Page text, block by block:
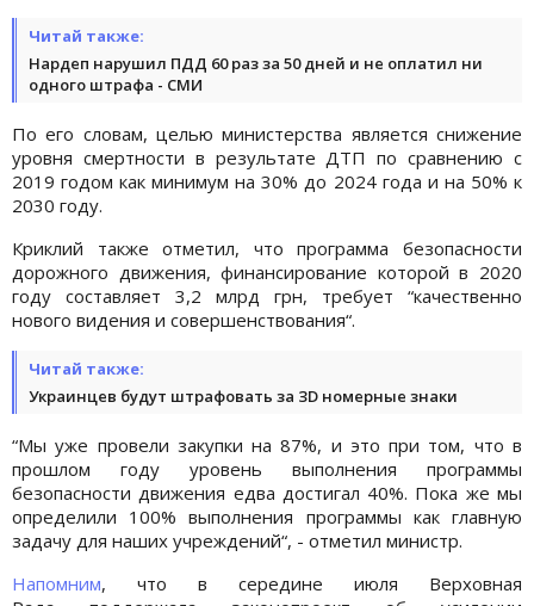
Читай также:
Нардеп нарушил ПДД 60 раз за 50 дней и не оплатил ни
одного штрафа - СМИ
По его словам, целью министерства является снижение
уровня смертности в результате ДТП по сравнению с
2019 годом как минимум на 30% до 2024 года и на 50% к
2030 году.
Криклий также отметил, что программа безопасности
дорожного движения, финансирование которой в 2020
году составляет 3,2 млрд грн, требует “качественно
нового видения и совершенствования“.
Читай также:
Украинцев будут штрафовать за ЗD номерные знаки
“Мы уже провели закупки на 87%, и это при том, что в
прошлом году уровень выполнения программы
безопасности движения едва достигал 40%. Пока же мы
определили 100% выполнения программы как главную
задачу для наших учреждений“, - отметил министр.
Напомним, что в середине июля Верховная